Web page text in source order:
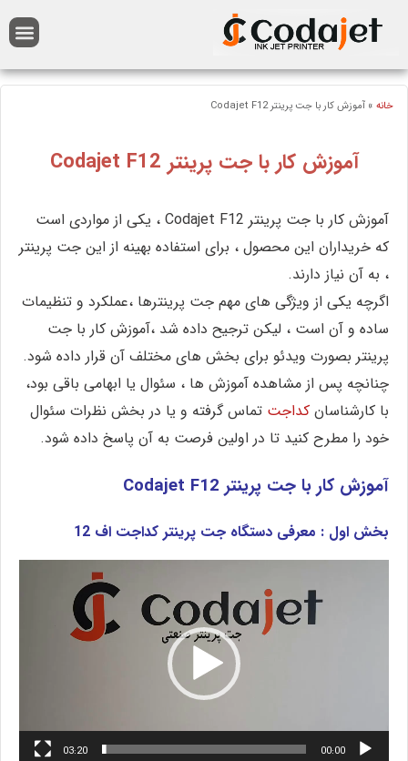
خانه » آموزش کار با جت پرینتر Codajet F12
آموزش کار با جت پرینتر Codajet F12
آموزش کار با جت پرینتر Codajet F12 ، یکی از مواردی است
که خریداران این محصول ، برای استفاده بهینه از این جت پرینتر
، به آن نیاز دارند.
اگرچه یکی از ویژگی های مهم جت پرینترها ،عملکرد و تنظیمات
ساده و آن است ، لیکن ترجیح داده شد ،آموزش کار با جت
پرینتر بصورت ویدئو برای بخش های مختلف آن قرار داده شود.
چنانچه پس از مشاهده آموزش ها ، سئوال یا ابهامی باقی بود،
با کارشناسان کداجت تماس گرفته و یا در بخش نظرات سئوال
خود را مطرح کنید تا در اولین فرصت به آن پاسخ داده شود.
آموزش کار با جت پرینتر Codajet F12
بخش اول : معرفی دستگاه جت پرینتر کداجت اف 12
00:00
03:20